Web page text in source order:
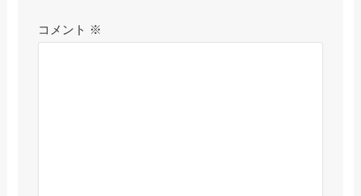
コメント ※